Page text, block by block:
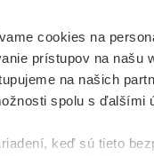
cookies na
prístupov na našu
na našich
spolu s
keď sú tieto